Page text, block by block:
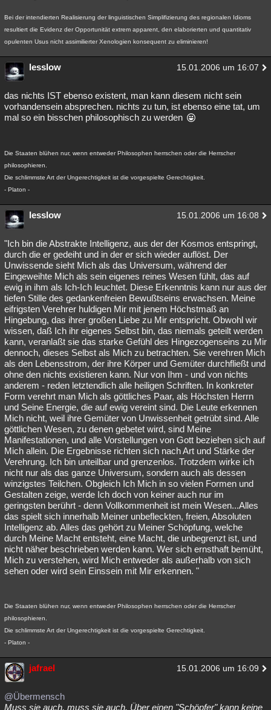
Bei der intendierten Realisierung der linguistischen Simplifizierung des regionalen Idioms
resultiert die Evidenz der Opportunität extrem apparent, den elaborierten und quantitativ
opulenten Usus nicht assimilierter Xenologien konsequent zu eliminieren!
lesslow 15.01.2006 um 16:07
das nichts IST ebenso existent, man kann diesem nicht sein
vorhandensein absprechen. nichts zu tun, ist ebenso eine tat, um
mal so ein bisschen philosophisch zu werden
Die Staaten blühen nur, wenn entweder Philosophen herrschen oder die Herrscher
philosophieren.
Die schlimmste Art der Ungerechtigkeit ist die vorgespielte Gerechtigkeit.
- Platon -
lesslow 15.01.2006 um 16:08
"Ich bin die Abstrakte Intelligenz, aus der der Kosmos entspringt,
durch die er gedeiht und in der er sich wieder auflöst. Der
Unwissende sieht Mich als das Universum, während der
Eingeweihte Mich als sein eigenes reines Wesen fühlt, das auf
ewig in ihm als Ich-Ich leuchtet. Diese Erkenntnis kann nur aus der
tiefen Stille des gedankenfreien Bewußtseins erwachsen. Meine
eifrigsten Verehrer huldigen Mir mit jenem Höchstmaß an
Hingebung, das ihrer großen Liebe zu Mir entspricht. Obwohl wir
wissen, daß Ich ihr eigenes Selbst bin, das niemals geteilt werden
kann, veranlaßt sie das starke Gefühl des Hingezogenseins zu Mir
dennoch, dieses Selbst als Mich zu betrachten. Sie verehren Mich
als den Lebensstrom, der ihre Körper und Gemüter durchfließt und
ohne den nichts existieren kann. Nur von Ihm - und von nichts
anderem - reden letztendlich alle heiligen Schriften. In konkreter
Form verehrt man Mich als göttliches Paar, als Höchsten Herrn
und Seine Energie, die auf ewig vereint sind. Die Leute erkennen
Mich nicht, weil ihre Gemüter von Unwissenheit getrübt sind. Alle
göttlichen Wesen, zu denen gebetet wird, sind Meine
Manifestationen, und alle Vorstellungen von Gott beziehen sich auf
Mich allein. Die Ergebnisse richten sich nach Art und Stärke der
Verehrung. Ich bin unteilbar und grenzenlos. Trotzdem wirke ich
nicht nur als das ganze Universum, sondern auch als dessen
winzigstes Teilchen. Obgleich Ich Mich in so vielen Formen und
Gestalten zeige, werde Ich doch von keiner auch nur im
geringsten berührt - denn Vollkommenheit ist mein Wesen...Alles
das spielt sich innerhalb Meiner unbefleckten, freien, Absoluten
Intelligenz ab. Alles das gehört zu Meiner Schöpfung, welche
durch Meine Macht entsteht, eine Macht, die unbegrenzt ist, und
nicht näher beschrieben werden kann. Wer sich ernsthaft bemüht,
Mich zu verstehen, wird Mich entweder als außerhalb von sich
sehen oder wird sein Einssein mit Mir erkennen. "
Die Staaten blühen nur, wenn entweder Philosophen herrschen oder die Herrscher
philosophieren.
Die schlimmste Art der Ungerechtigkeit ist die vorgespielte Gerechtigkeit.
- Platon -
jafrael 15.01.2006 um 16:09
@Übermensch
Muss sie auch, muss sie auch. Über einen "Schöpfer" kann keine